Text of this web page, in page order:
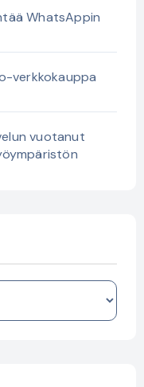
WhatsAppin
verkkokauppa
vuotanut